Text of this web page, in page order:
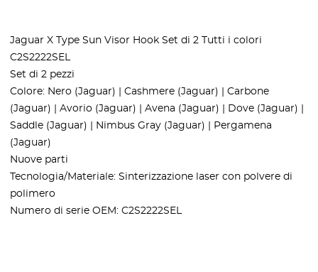
Jaguar X Type Sun Visor Hook Set di 2 Tutti i colori
C2S2222SEL
Set di 2 pezzi
Colore: Nero (Jaguar) | Cashmere (Jaguar) | Carbone
(Jaguar) | Avorio (Jaguar) | Avena (Jaguar) | Dove (Jaguar) |
Saddle (Jaguar) | Nimbus Gray (Jaguar) | Pergamena
(Jaguar)
Nuove parti
Tecnologia/Materiale: Sinterizzazione laser con polvere di
polimero
Numero di serie OEM: C2S2222SEL